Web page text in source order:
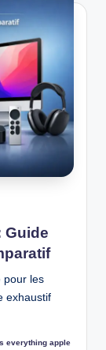
Guide
pour les
exhaustif
everything apple